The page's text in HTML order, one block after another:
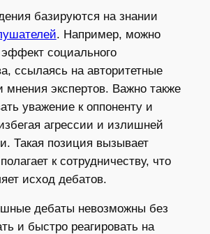
базируются на знании
. Например, можно
социального
ссылаясь на авторитетные
мнения экспертов. Важно также
уважение к оппоненту и
агрессии и излишней
Такая позиция вызывает
к сотрудничеству, что
исход дебатов.
дебаты невозможны без
и быстро реагировать на